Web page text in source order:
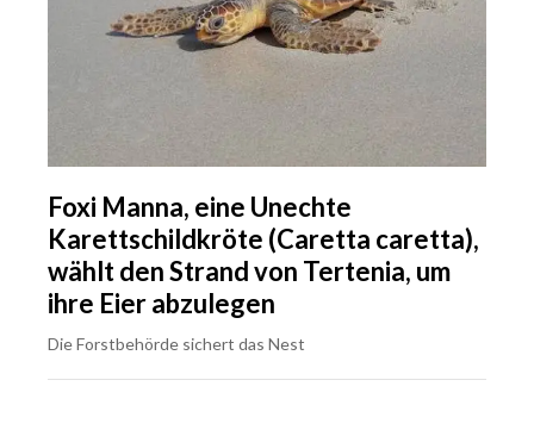
Foxi Manna, eine Unechte
Karettschildkröte (Caretta caretta),
wählt den Strand von Tertenia, um
ihre Eier abzulegen
Die Forstbehörde sichert das Nest